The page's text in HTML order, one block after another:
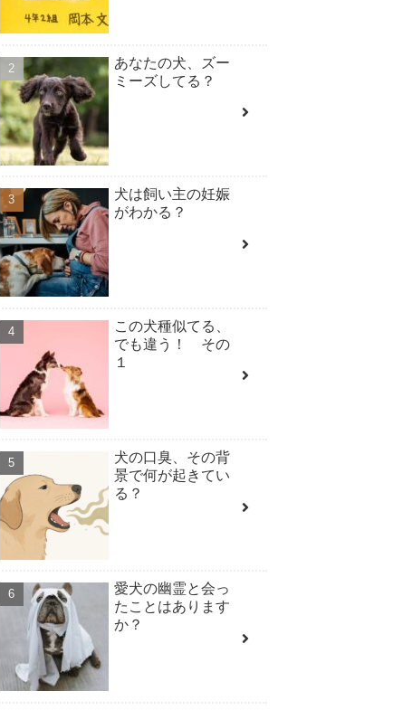
あなたの犬、ズー
ミーズしてる？
犬は飼い主の妊娠
がわかる？
この犬種似てる、
でも違う！ その
１
犬の口臭、その背
景で何が起きてい
る？
愛犬の幽霊と会っ
たことはあります
か？